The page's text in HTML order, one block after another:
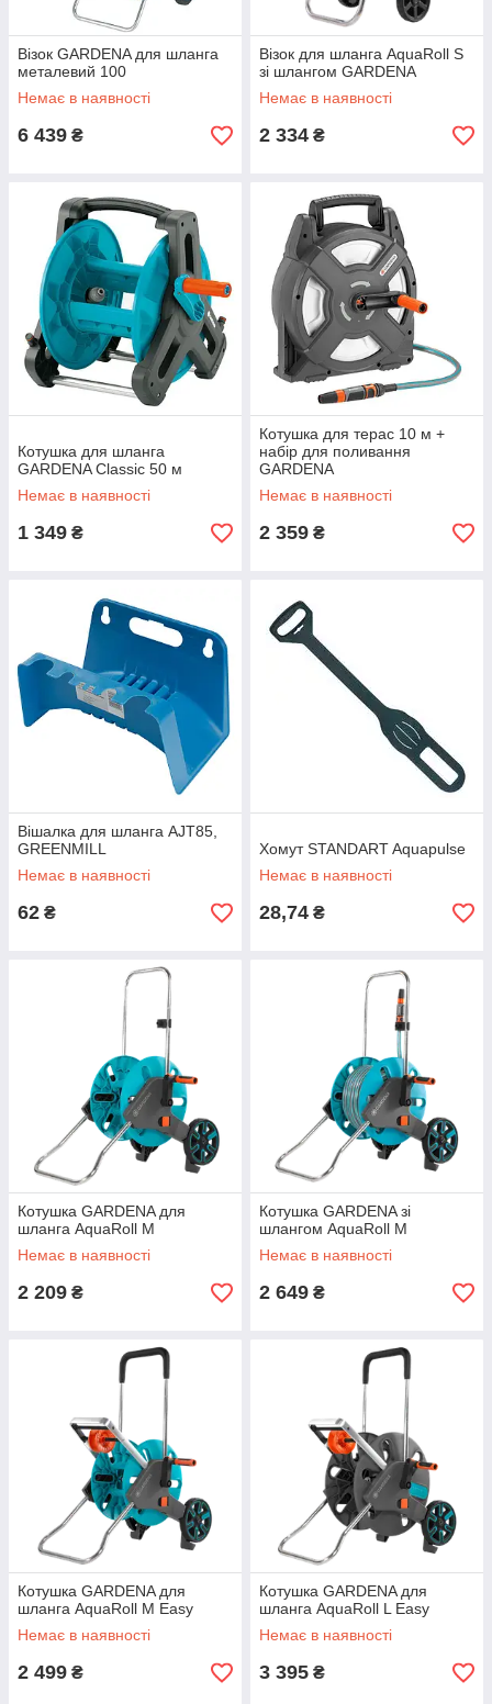
Візок GARDENA для шланга
металевий 100
Немає в наявності
6 439 ₴
Візок для шланга AquaRoll S
зі шлангом GARDENA
Немає в наявності
2 334 ₴
Котушка для шланга
GARDENA Classic 50 м
Немає в наявності
1 349 ₴
Котушка для терас 10 м +
набір для поливання
GARDENA
Немає в наявності
2 359 ₴
Вішалка для шланга AJT85,
GREENMILL
Немає в наявності
62 ₴
Хомут STANDART Aquapulse
Немає в наявності
28,74 ₴
Котушка GARDENA для
шланга AquaRoll M
Немає в наявності
2 209 ₴
Котушка GARDENA зі
шлангом AquaRoll M
Немає в наявності
2 649 ₴
Котушка GARDENA для
шланга AquaRoll M Easy
Немає в наявності
2 499 ₴
Котушка GARDENA для
шланга AquaRoll L Easy
Немає в наявності
3 395 ₴